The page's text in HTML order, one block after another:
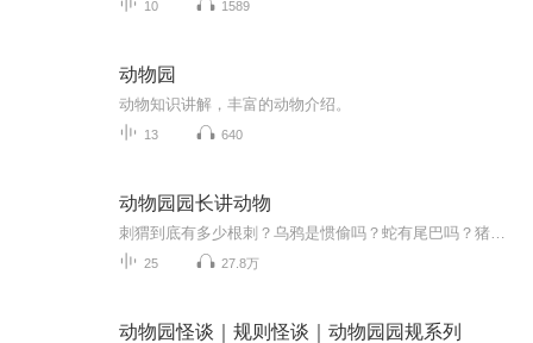
10 1589
动物园
动物知识讲解，丰富的动物介绍。
13 640
动物园园长讲动物
25 27.8万
动物园怪谈｜规则怪谈｜动物园园规系列